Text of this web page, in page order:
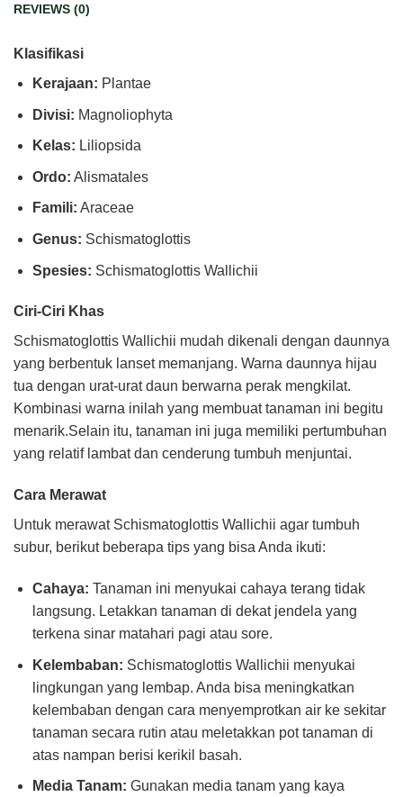
REVIEWS (0)
Klasifikasi
Kerajaan: Plantae
Divisi: Magnoliophyta
Kelas: Liliopsida
Ordo: Alismatales
Famili: Araceae
Genus: Schismatoglottis
Spesies: Schismatoglottis Wallichii
Ciri-Ciri Khas
Schismatoglottis Wallichii mudah dikenali dengan daunnya
yang berbentuk lanset memanjang. Warna daunnya hijau
tua dengan urat-urat daun berwarna perak mengkilat.
Kombinasi warna inilah yang membuat tanaman ini begitu
menarik.Selain itu, tanaman ini juga memiliki pertumbuhan
yang relatif lambat dan cenderung tumbuh menjuntai.
Cara Merawat
Untuk merawat Schismatoglottis Wallichii agar tumbuh
subur, berikut beberapa tips yang bisa Anda ikuti:
Cahaya: Tanaman ini menyukai cahaya terang tidak
langsung. Letakkan tanaman di dekat jendela yang
terkena sinar matahari pagi atau sore.
Kelembaban: Schismatoglottis Wallichii menyukai
lingkungan yang lembap. Anda bisa meningkatkan
kelembaban dengan cara menyemprotkan air ke sekitar
tanaman secara rutin atau meletakkan pot tanaman di
atas nampan berisi kerikil basah.
Media Tanam: Gunakan media tanam yang kaya